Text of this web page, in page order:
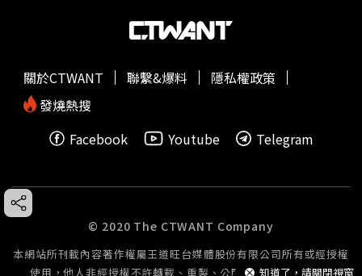
知道了，請關閉視窗
關於CTWANT 聯繫&爆料
隱私權政策
發燒熱搜
Facebook
Youtube Telegram
© 2020 The CTWANT Company
本網站所刊載內容著作權屬王道旺台媒體股份有限公司所有或經授權
使用，他人非經授權不許轉載、重製、公開播送或公開傳輸。